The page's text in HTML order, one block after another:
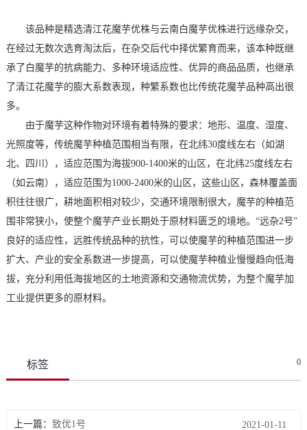
该品种是精选清江花魔芋优株与云南白魔芋优株进行远缘杂交，
在经过无数次选育淘汰后，在杂交后代中择优繁育而来，该本种既继
承了白魔芋的抗病能力、多种环境适应性、优异的商品品质，也继承
了清江花魔芋的膨大系数表现，种繁系数也比传统花魔芋品种高出很
多。
由于魔芋这种作物对环境有着特殊的要求：地形、温度、湿度、
光照度等，传统魔芋种植范围相当有限，在北纬30度线左右（如湖
北、四川），适应范围为海拔900-1400米的山区，在北纬25度线左右
（如云南），适应范围为1000-2400米的山区，这些山区，森林覆盖面
积往往很广，耕地面积相对较少，交通环境限制很大，魔芋的种植范
围非常狭小，使整个魔芋产业长期处于原材料匮乏的境地。“远杂2号”
良好的适应性，远胜传统品种的抗性，可以使魔芋的种植范围进一步
扩大、产业的安全系数进一步提高，可以使魔芋种植业慢慢趋向低海
拔，充分利用低海拔地区的土地资源和交通物流优势，为整个魔芋加
工业提供更多的原材料。
标签 0
上一篇： 致优1号 2021-01-11